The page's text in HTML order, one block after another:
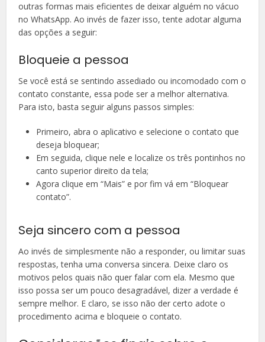
outras formas mais eficientes de deixar alguém no vácuo
no WhatsApp. Ao invés de fazer isso, tente adotar alguma
das opções a seguir:
Bloqueie a pessoa
Se você está se sentindo assediado ou incomodado com o
contato constante, essa pode ser a melhor alternativa.
Para isto, basta seguir alguns passos simples:
Primeiro, abra o aplicativo e selecione o contato que
deseja bloquear;
Em seguida, clique nele e localize os três pontinhos no
canto superior direito da tela;
Agora clique em “Mais” e por fim vá em “Bloquear
contato”.
Seja sincero com a pessoa
Ao invés de simplesmente não a responder, ou limitar suas
respostas, tenha uma conversa sincera. Deixe claro os
motivos pelos quais não quer falar com ela. Mesmo que
isso possa ser um pouco desagradável, dizer a verdade é
sempre melhor. E claro, se isso não der certo adote o
procedimento acima e bloqueie o contato.